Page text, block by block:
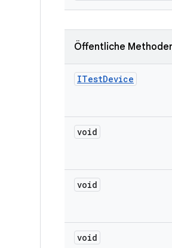
Öffentliche
ITestDevice
void
void
void